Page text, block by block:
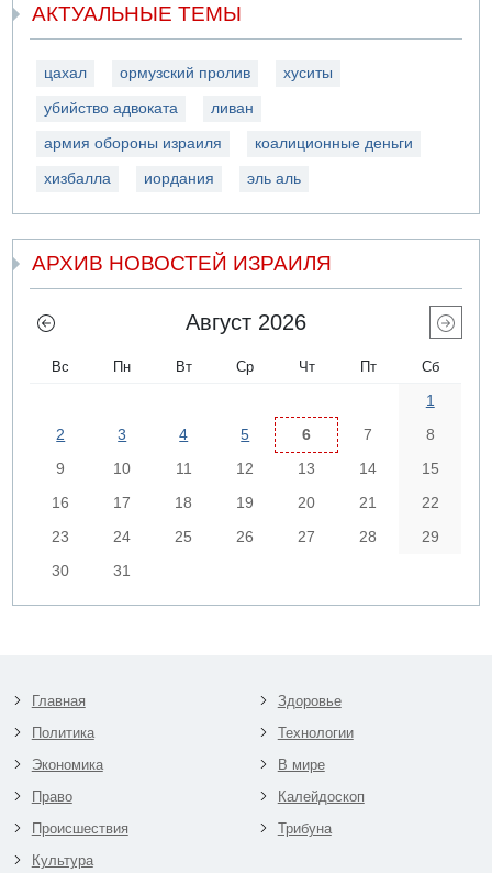
АКТУАЛЬНЫЕ ТЕМЫ
цахал ормузский пролив хуситы
убийство адвоката ливан
армия обороны израиля коалиционные деньги
хизбалла иордания эль аль
АРХИВ НОВОСТЕЙ ИЗРАИЛЯ
Август 2026
Вс Пн Вт Ср Чт Пт Сб
1
2
3 4 5 6 7
8
9
10 11 12 13 14
15
16
17 18 19 20 21
22
23
24 25 26 27 28
29
30
31
Главная
Политика
Экономика
Право
Происшествия
Культура
Здоровье
Технологии
В мире
Калейдоскоп
Трибуна